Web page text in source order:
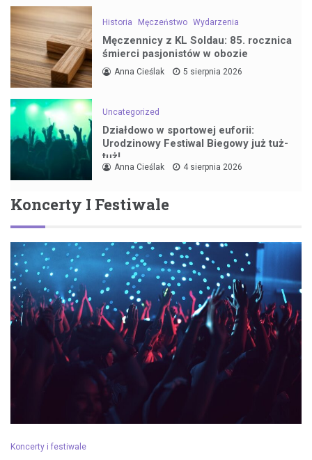
Historia Męczeństwo Wydarzenia
Męczennicy z KL Soldau: 85. rocznica
śmierci pasjonistów w obozie
Anna Cieślak 5 sierpnia 2026
Uncategorized
Działdowo w sportowej euforii:
Urodzinowy Festiwal Biegowy już tuż-
tuż!
Anna Cieślak 4 sierpnia 2026
Koncerty I Festiwale
Koncerty i festiwale